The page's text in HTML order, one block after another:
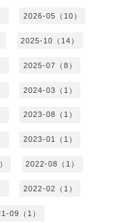
2026-05（10）
2025-10（14）
2025-07（8）
2024-03（1）
2023-08（1）
2023-01（1）
2022-08（1）
2022-02（1）
09（1）